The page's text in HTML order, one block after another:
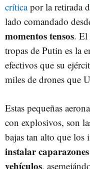
críticapor la retirada
lado comandado
momentos tensos. El
tropas de Putin es la
efectivos que su
miles de drones que
Estas pequeñas
con explosivos, son
bajas tan alto que los
instalar
vehículos,